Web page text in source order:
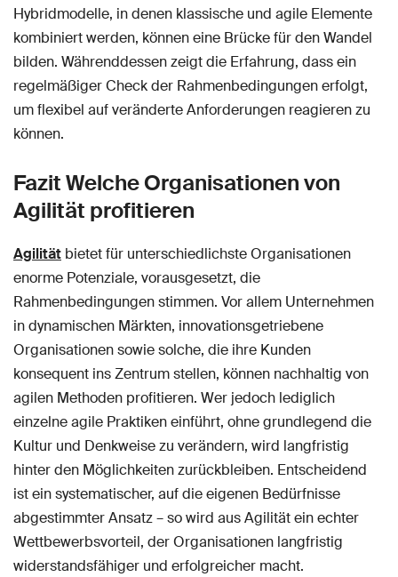
Hybridmodelle, in denen klassische und agile Elemente
kombiniert werden, können eine Brücke für den Wandel
bilden. Währenddessen zeigt die Erfahrung, dass ein
regelmäßiger Check der Rahmenbedingungen erfolgt,
um flexibel auf veränderte Anforderungen reagieren zu
können.
Fazit Welche Organisationen von
Agilität profitieren
Agilität bietet für unterschiedlichste Organisationen
enorme Potenziale, vorausgesetzt, die
Rahmenbedingungen stimmen. Vor allem Unternehmen
in dynamischen Märkten, innovationsgetriebene
Organisationen sowie solche, die ihre Kunden
konsequent ins Zentrum stellen, können nachhaltig von
agilen Methoden profitieren. Wer jedoch lediglich
einzelne agile Praktiken einführt, ohne grundlegend die
Kultur und Denkweise zu verändern, wird langfristig
hinter den Möglichkeiten zurückbleiben. Entscheidend
ist ein systematischer, auf die eigenen Bedürfnisse
abgestimmter Ansatz – so wird aus Agilität ein echter
Wettbewerbsvorteil, der Organisationen langfristig
widerstandsfähiger und erfolgreicher macht.